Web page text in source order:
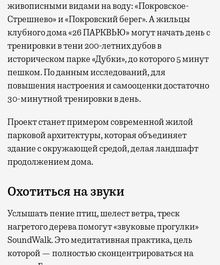
живописными видами на воду: «Покровское-
Стрешнево» и «Покровский берег». А жильцы
клубного дома «26 ПАРКВЬЮ» могут начать день с
тренировки в тени 200-летних дубов в
историческом парке «Дубки», до которого 5 минут
пешком. По данным исследований, для
повышения настроения и самооценки достаточно
30-минутной тренировки в день.
Проект станет примером современной жилой
парковой архитектуры, которая объединяет
здание с окружающей средой, делая ландшафт
продолжением дома.
Охотиться на звуки
Услышать пение птиц, шелест ветра, треск
нагретого дерева помогут «звуковые прогулки»
SoundWalk. Это медитативная практика, цель
которой — полностью сконцентрироваться на